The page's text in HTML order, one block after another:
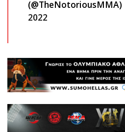
(@TheNotoriousMMA)
2022